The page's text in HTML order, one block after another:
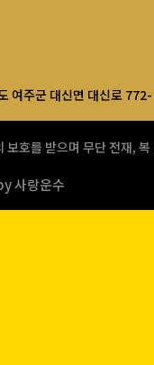
여주군 대신면 대신로 772-
시 구로구 오리로13길56,
인천시 중구 연안부
보호를 받으며 무단 전재, 복
사랑운수